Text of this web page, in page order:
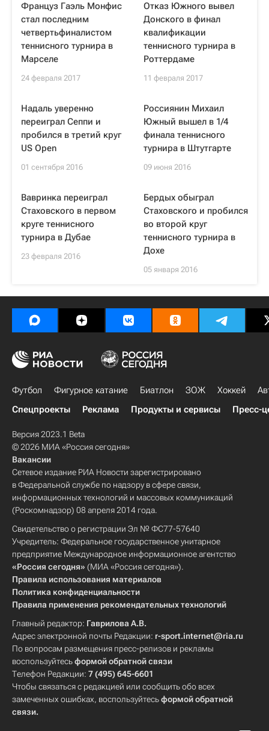
Француз Гаэль Монфис
стал последним
четвертьфиналистом
теннисного турнира в
Марселе
24 февраля 2017
Отказ Южного вывел
Донского в финал
квалификации
теннисного турнира в
Роттердаме
11 февраля 2017
Надаль уверенно
переиграл Сеппи и
пробился в третий круг
US Open
01 сентября 2016
Россиянин Михаил
Южный вышел в 1/4
финала теннисного
турнира в Штутгарте
09 июня 2016
Вавринка переиграл
Стаховского в первом
круге теннисного
турнира в Дубае
23 февраля 2016
Бердых обыграл
Стаховского и пробился
во второй круг
теннисного турнира в
Дохе
05 января 2016
Футбол Фигурное катание Биатлон ЗОЖ Хоккей
Спецпроекты
Реклама Продукты и сервисы Пресс-
Версия 2023.1 Beta
© 2026 МИА «Россия сегодня»
Вакансии
Сетевое издание РИА Новости зарегистрировано
в Федеральной службе по надзору в сфере связи,
информационных технологий и массовых коммуникаций
(Роскомнадзор) 08 апреля 2014 года.
Свидетельство о регистрации Эл № ФС77-57640
Учредитель: Федеральное государственное унитарное
предприятие Международное информационное агентство
«Россия сегодня» (МИА «Россия сегодня»).
Правила использования материалов
Политика конфиденциальности
Правила применения рекомендательных технологий
Главный редактор: Гаврилова А.В.
Адрес электронной почты Редакции: r-sport.internet@ria.ru
По вопросам размещения пресс-релизов и рекламы
воспользуйтесьформой обратной связи
Телефон Редакции: 7 (495) 645-6601
Чтобы связаться с редакцией или сообщить обо всех
замеченных ошибках, воспользуйтесьформой обратной
связи.